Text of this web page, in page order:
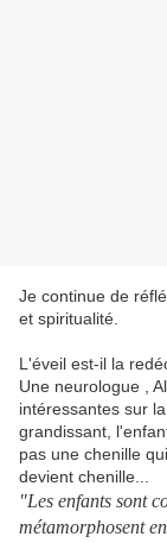
Je continue de
et spiritualité.
L'éveil est-il la
Une neurologue ,
intéressantes sur
grandissant,
pas une chenille
devient chenille...
"Les enfants sont
métamorphosent